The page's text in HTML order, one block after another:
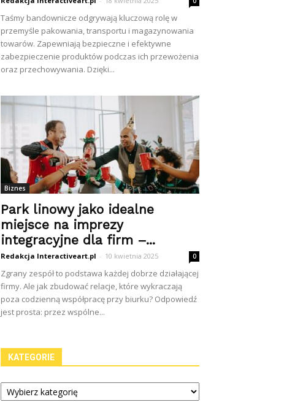
Taśmy bandownicze odgrywają kluczową rolę w
przemyśle pakowania, transportu i magazynowania
towarów. Zapewniają bezpieczne i efektywne
zabezpieczenie produktów podczas ich przewożenia
oraz przechowywania. Dzięki...
Biznes
Park linowy jako idealne
miejsce na imprezy
integracyjne dla firm –...
Redakcja Interactiveart.pl - 10 kwietnia 2025 0
Zgrany zespół to podstawa każdej dobrze działającej
firmy. Ale jak zbudować relacje, które wykraczają
poza codzienną współpracę przy biurku? Odpowiedź
jest prosta: przez wspólne...
KATEGORIE
Kategorie